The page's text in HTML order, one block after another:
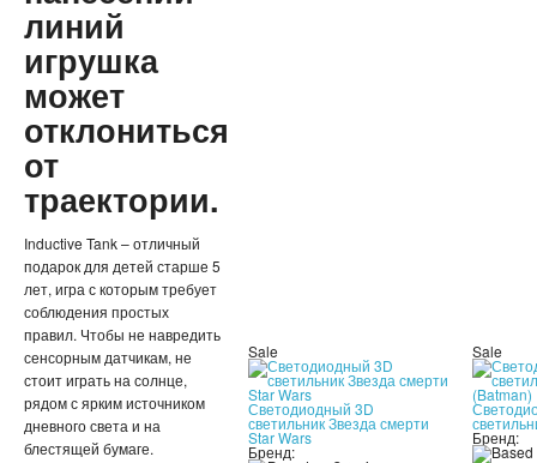
линий
игрушка
может
отклониться
от
траектории.
Inductive Tank – отличный
подарок для детей старше 5
лет, игра с которым требует
соблюдения простых
правил. Чтобы не навредить
сенсорным датчикам, не
стоит играть на солнце,
рядом с ярким источником
дневного света и на
блестящей бумаге.
Sale
Светодиодный 3D
светильник Звезда смерти
Star Wars
Бренд:
Sale
Бренд: